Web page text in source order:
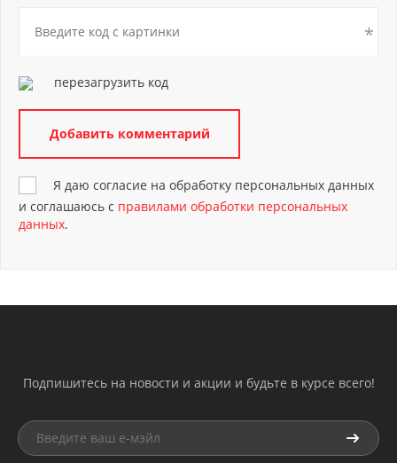
перезагрузить код
Я даю согласие на обработку персональных данных
и соглашаюсь с правилами обработки персональных
данных.
Подпишитесь на новости и акции и будьте в курсе всего!